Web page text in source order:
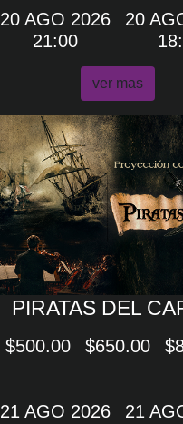
20 AGO 2026
21:00
20
ver mas
PIRATAS DEL
$500.00 $650.00
21 AGO 2026
21